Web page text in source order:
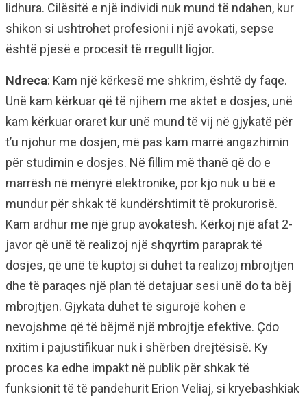
lidhura. Cilësitë e një individi nuk mund të ndahen, kur
shikon si ushtrohet profesioni i një avokati, sepse
është pjesë e procesit të rregullt ligjor.
Ndreca: Kam një kërkesë me shkrim, është dy faqe.
Unë kam kërkuar që të njihem me aktet e dosjes, unë
kam kërkuar oraret kur unë mund të vij në gjykatë për
t’u njohur me dosjen, më pas kam marrë angazhimin
për studimin e dosjes. Në fillim më thanë që do e
marrësh në mënyrë elektronike, por kjo nuk u bë e
mundur për shkak të kundërshtimit të prokurorisë.
Kam ardhur me një grup avokatësh. Kërkoj një afat 2-
javor që unë të realizoj një shqyrtim paraprak të
dosjes, që unë të kuptoj si duhet ta realizoj mbrojtjen
dhe të paraqes një plan të detajuar sesi unë do ta bëj
mbrojtjen. Gjykata duhet të sigurojë kohën e
nevojshme që të bëjmë një mbrojtje efektive. Çdo
nxitim i pajustifikuar nuk i shërben drejtësisë. Ky
proces ka edhe impakt në publik për shkak të
funksionit të të pandehurit Erion Veliaj, si kryebashkiak